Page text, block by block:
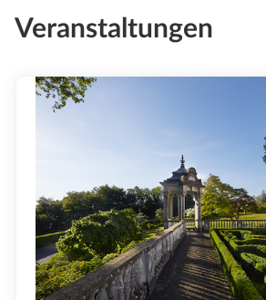
Veranstaltungen